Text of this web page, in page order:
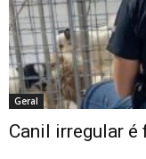
Geral
Canil irregular é